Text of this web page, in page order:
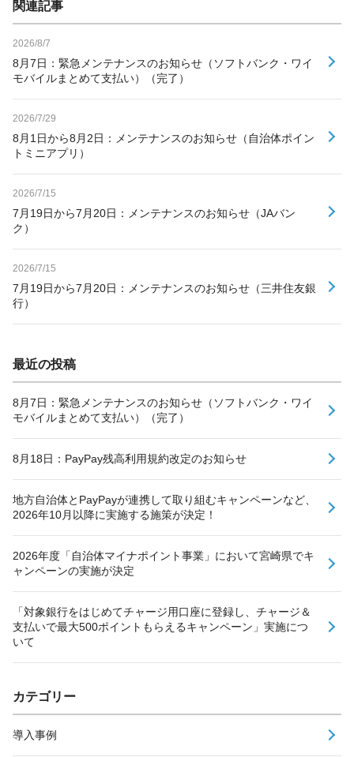
関連記事
2026/8/7
8月7日：緊急メンテナンスのお知らせ（ソフトバンク・ワイ
モバイルまとめて支払い）（完了）
2026/7/29
8月1日から8月2日：メンテナンスのお知らせ（自治体ポイン
トミニアプリ）
2026/7/15
7月19日から7月20日：メンテナンスのお知らせ（JAバン
ク）
2026/7/15
7月19日から7月20日：メンテナンスのお知らせ（三井住友銀
行）
最近の投稿
8月7日：緊急メンテナンスのお知らせ（ソフトバンク・ワイ
モバイルまとめて支払い）（完了）
8月18日：PayPay残高利用規約改定のお知らせ
地方自治体とPayPayが連携して取り組むキャンペーンなど、
2026年10月以降に実施する施策が決定！
2026年度「自治体マイナポイント事業」において宮崎県でキ
ャンペーンの実施が決定
「対象銀行をはじめてチャージ用口座に登録し、チャージ＆
支払いで最大500ポイントもらえるキャンペーン」実施につ
いて
カテゴリー
導入事例